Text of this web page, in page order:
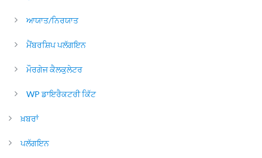
ਆਯਾਤ/ਨਿਰਯਾਤ
ਮੈਂਬਰਸ਼ਿਪ ਪਲੱਗਇਨ
ਮੌਰਗੇਜ ਕੈਲਕੁਲੇਟਰ
WP ਡਾਇਰੈਕਟਰੀ ਕਿੱਟ
ਖ਼ਬਰਾਂ
ਪਲੱਗਇਨ